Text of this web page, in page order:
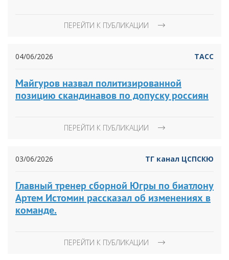
ПЕРЕЙТИ К ПУБЛИКАЦИИ
04/06/2026 ТАСС
Майгуров назвал политизированной
позицию скандинавов по допуску россиян
ПЕРЕЙТИ К ПУБЛИКАЦИИ
03/06/2026 ТГ канал ЦСПСКЮ
Главный тренер сборной Югры по биатлону
Артем Истомин рассказал об изменениях в
команде.
ПЕРЕЙТИ К ПУБЛИКАЦИИ